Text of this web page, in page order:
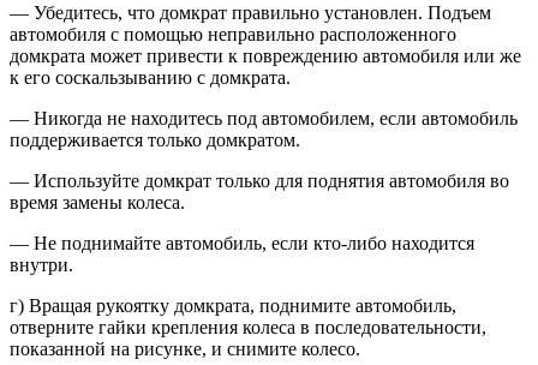
— Убедитесь, что домкрат пра­вильно установлен. Подъем
авто­мобиля с помощью неправильно расположенного
домкрата может привести к повреждению автомо­биля или же
к его соскальзыванию с домкрата.
— Никогда не находитесь под авто­мобилем, если автомобиль
под­держивается только домкратом.
— Используйте домкрат только для поднятия автомобиля во
время за­мены колеса.
— Не поднимайте автомобиль, если кто-либо находится
внутри.
г) Вращая рукоятку домкрата, под­нимите автомобиль,
отверните гай­ки крепления колеса в последова­тельности,
показанной на рисунке, и снимите колесо.